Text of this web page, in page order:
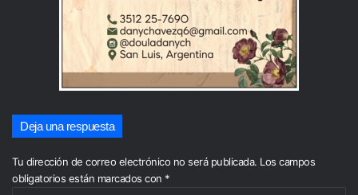
Deja una respuesta
Tu dirección de correo electrónico no será publicada. Los campos
obligatorios están marcados con *